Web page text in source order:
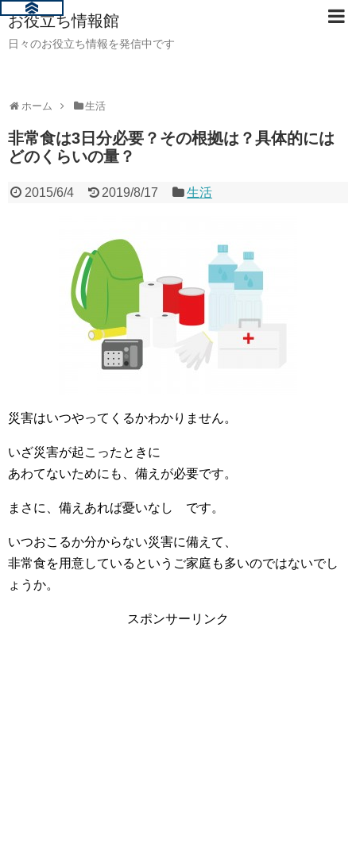
お役立ち情報館
日々のお役立ち情報を発信中です
ホーム 生活
非常食は3日分必要？その根拠は？具体的には
どのくらいの量？
2015/6/4 2019/8/17 生活
災害はいつやってくるかわかりません。
いざ災害が起こったときに
あわてないためにも、備えが必要です。
まさに、備えあれば憂いなし です。
いつおこるか分からない災害に備えて、
非常食を用意しているというご家庭も多いのではないでし
ょうか。
スポンサーリンク